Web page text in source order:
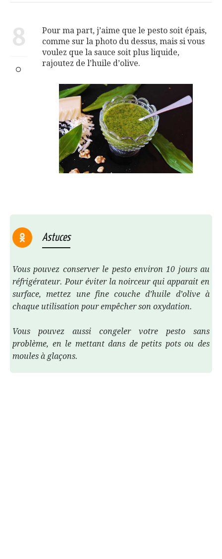
8
Pour ma part, j’aime que le pesto soit épais,
comme sur la photo du dessus, mais si vous
voulez que la sauce soit plus liquide,
rajoutez de l’huile d’olive.
Astuces
Vous pouvez conserver le pesto environ 10 jours au
réfrigérateur. Pour éviter la noirceur qui apparait en
surface, mettez une fine couche d’huile d’olive à
chaque utilisation pour empêcher son oxydation.
Vous pouvez aussi congeler votre pesto sans
problème, en le mettant dans de petits pots ou des
moules à glaçons.